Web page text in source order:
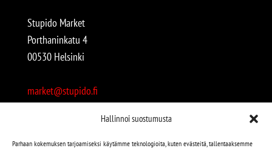
Hallinnoi suostumusta
Parhaan kokemuksen tarjoamiseksi käytämme teknologioita, kuten evästeitä, tallentaaksemme
Stupido Market
Porthaninkatu 4
00530 Helsinki
market@stupido.fi
Avoinna: